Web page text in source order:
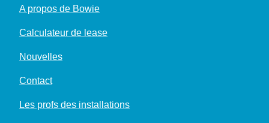
A propos de Bowie
Calculateur de lease
Nouvelles
Contact
Les profs des installations